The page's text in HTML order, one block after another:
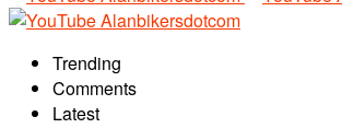
Trending
Comments
Latest